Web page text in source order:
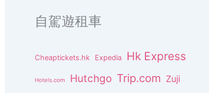
自駕遊租車
Cheaptickets.hk Expedia Hk Express
Hotels.com Hutchgo Trip.com Zuji